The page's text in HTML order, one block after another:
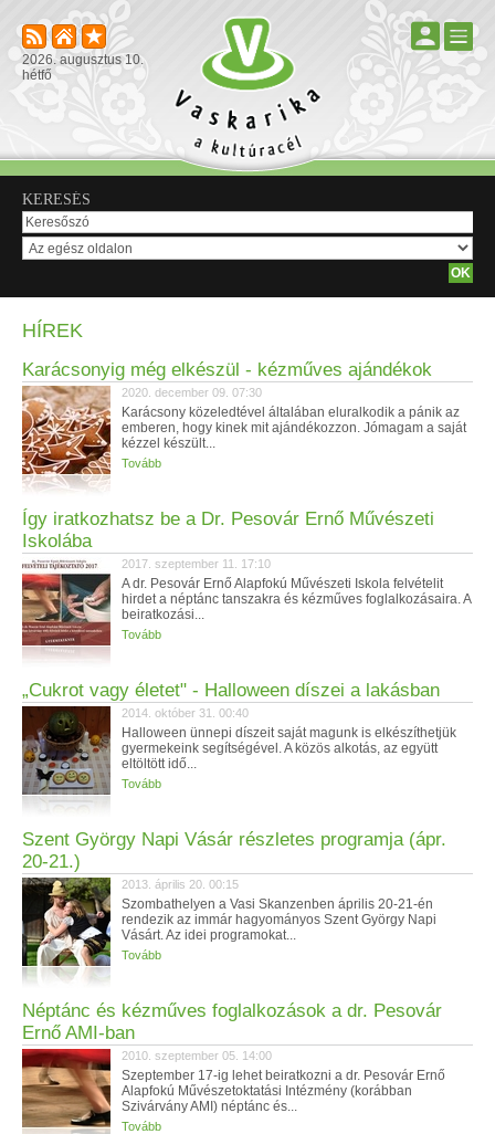
2026. augusztus 10.
hétfő
KERESÉS
HÍREK
Karácsonyig még elkészül - kézműves ajándékok
2020. december 09. 07:30
Karácsony közeledtével általában eluralkodik a pánik az
emberen, hogy kinek mit ajándékozzon. Jómagam a saját
kézzel készült...
Tovább
Így iratkozhatsz be a Dr. Pesovár Ernő Művészeti
Iskolába
2017. szeptember 11. 17:10
A dr. Pesovár Ernő Alapfokú Művészeti Iskola felvételit
hirdet a néptánc tanszakra és kézműves foglalkozásaira. A
beiratkozási...
Tovább
„Cukrot vagy életet" - Halloween díszei a lakásban
2014. október 31. 00:40
Halloween ünnepi díszeit saját magunk is elkészíthetjük
gyermekeink segítségével. A közös alkotás, az együtt
eltöltött idő...
Tovább
Szent György Napi Vásár részletes programja (ápr.
20-21.)
2013. április 20. 00:15
Szombathelyen a Vasi Skanzenben április 20-21-én
rendezik az immár hagyományos Szent György Napi
Vásárt. Az idei programokat...
Tovább
Néptánc és kézműves foglalkozások a dr. Pesovár
Ernő AMI-ban
2010. szeptember 05. 14:00
Szeptember 17-ig lehet beiratkozni a dr. Pesovár Ernő
Alapfokú Művészetoktatási Intézmény (korábban
Szivárvány AMI) néptánc és...
Tovább